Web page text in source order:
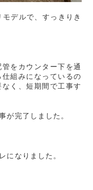
デルで、すっきりき
をカウンター下を通
組みになっているの
く、短期間で工事す
が完了しました。
になりました。